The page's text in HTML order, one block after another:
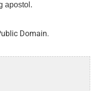
apostol.
Domain.